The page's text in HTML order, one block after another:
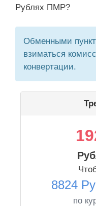
Рублях ПМР?
Обменными
взиматься
конвертации.
8824
по